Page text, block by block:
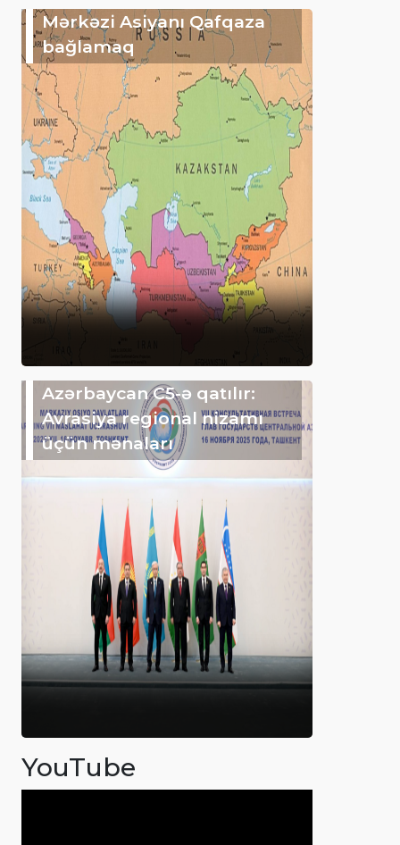
Mərkəzi Asiyanı Qafqaza
bağlamaq
Azərbaycan C5-ə qatılır:
Avrasiya regional nizamı
üçün mənaları
YouTube